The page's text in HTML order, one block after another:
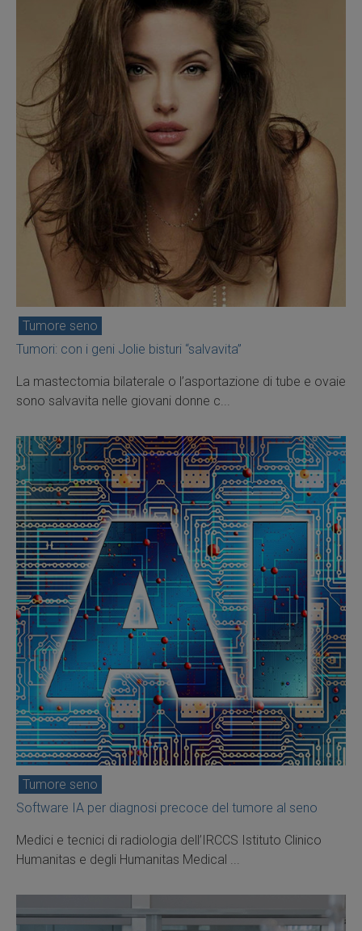
Tumore seno
Tumori: con i geni Jolie bisturi “salvavita”
La mastectomia bilaterale o l’asportazione di tube e ovaie
sono salvavita nelle giovani donne c...
Tumore seno
Software IA per diagnosi precoce del tumore al seno
Medici e tecnici di radiologia dell’IRCCS Istituto Clinico
Humanitas e degli Humanitas Medical ...